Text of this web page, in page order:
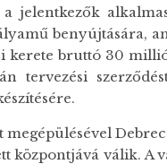
a jelentkezők
benyújtására,
kerete bruttó 30
tervezési
központjává válik. A